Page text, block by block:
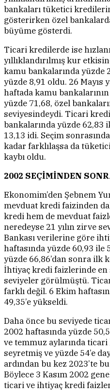
bankaları tüketici
gösterirken özel
büyüme gösterdi.
Ticari kredilerde ise
yıllıklandırılmış kur
kamu bankalarında yüzde
yüzde 8,91 oldu. 26 Mayıs
haftada kamu
yüzde 71,68, özel
seviyesindeydi. Ticari
bankalarında yüzde 62,83
13,13 idi. Seçim
kadar farklılaşsa da
kaybı oldu.
2002 SEÇİMİNDEN
Ekonomim’den Şebnem
mevduat kredi faizinden
kredi hem de mevduat
neredeyse 21 yılın zirve
Bankası verilerine göre
haftasında yüzde 60,93 ile
yüzde 66,86’dan sonra ilk
İhtiyaç kredi faizlerinde en
seviyeler görülmüştü.
farklı değil. 6 Ekim
49,35’e yükseldi.
Daha önce bu seviyede
2002 haftasında yüzde
ve temmuz aylarında
seyretmiş ve yüzde 54’e
ardından bu kez 2023’te
Böylece 3 Kasım 2002
ticari ve ihtiyaç kredi